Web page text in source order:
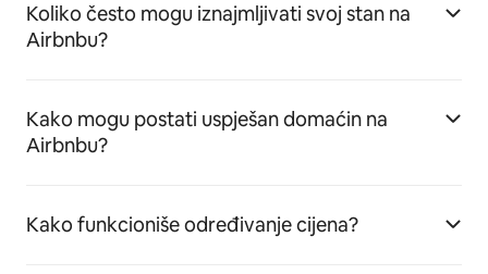
Koliko često mogu iznajmljivati svoj stan na
Airbnbu?
Kako mogu postati uspješan domaćin na
Airbnbu?
Kako funkcioniše određivanje cijena?